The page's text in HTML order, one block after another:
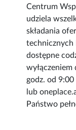
Centrum
udziela
składania
technicznych
dostępne
godz. od
lub
Państwo